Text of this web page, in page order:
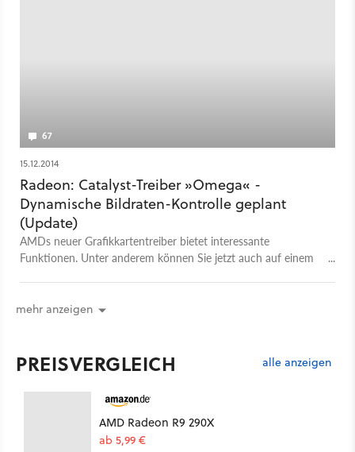
67
15.12.2014
Radeon: Catalyst-Treiber »Omega« -
Dynamische Bildraten-Kontrolle geplant
(Update)
AMDs neuer Grafikkartentreiber bietet interessante
Funktionen. Unter anderem können Sie jetzt auch auf einem
mehr anzeigen
PREISVERGLEICH alle anzeigen
AMD Radeon R9 290X
ab 5,99 €